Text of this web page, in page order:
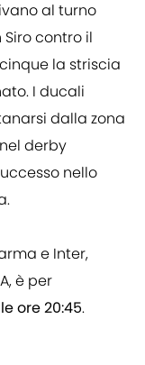
al turno
contro il
la striscia
I ducali
dalla zona
derby
nello
e Inter,
è per
ore 20:45.